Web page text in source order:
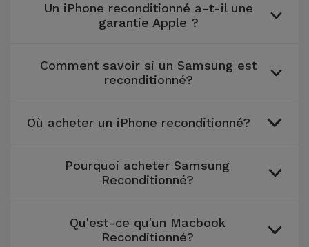
Un iPhone reconditionné a-t-il une
garantie Apple ?
Comment savoir si un Samsung est
reconditionné?
Où acheter un iPhone reconditionné?
Pourquoi acheter Samsung
Reconditionné?
Qu'est-ce qu'un Macbook
Reconditionné?